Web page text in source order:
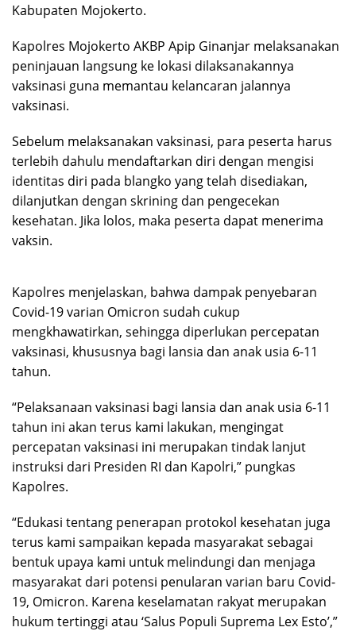
Kabupaten Mojokerto.
Kapolres Mojokerto AKBP Apip Ginanjar melaksanakan
peninjauan langsung ke lokasi dilaksanakannya
vaksinasi guna memantau kelancaran jalannya
vaksinasi.
Sebelum melaksanakan vaksinasi, para peserta harus
terlebih dahulu mendaftarkan diri dengan mengisi
identitas diri pada blangko yang telah disediakan,
dilanjutkan dengan skrining dan pengecekan
kesehatan. Jika lolos, maka peserta dapat menerima
vaksin.
Kapolres menjelaskan, bahwa dampak penyebaran
Covid-19 varian Omicron sudah cukup
mengkhawatirkan, sehingga diperlukan percepatan
vaksinasi, khususnya bagi lansia dan anak usia 6-11
tahun.
“Pelaksanaan vaksinasi bagi lansia dan anak usia 6-11
tahun ini akan terus kami lakukan, mengingat
percepatan vaksinasi ini merupakan tindak lanjut
instruksi dari Presiden RI dan Kapolri,” pungkas
Kapolres.
“Edukasi tentang penerapan protokol kesehatan juga
terus kami sampaikan kepada masyarakat sebagai
bentuk upaya kami untuk melindungi dan menjaga
masyarakat dari potensi penularan varian baru Covid-
19, Omicron. Karena keselamatan rakyat merupakan
hukum tertinggi atau ‘Salus Populi Suprema Lex Esto’,”